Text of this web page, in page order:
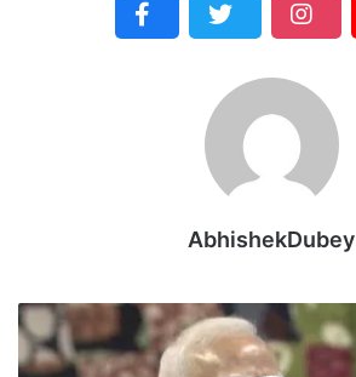
AbhishekDubey
सू
र
त